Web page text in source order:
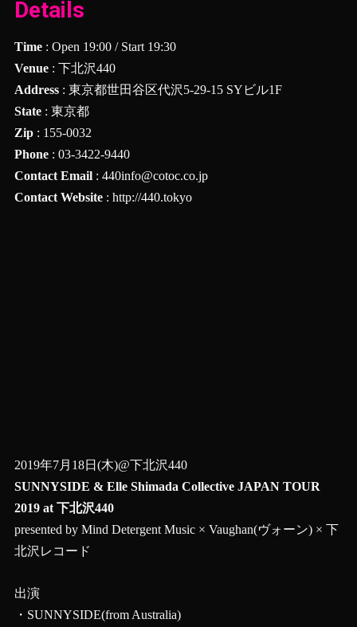
Details
Time: Open 19:00 / Start 19:30
Venue: 下北沢440
Address: 東京都世田谷区代沢5-29-15 SYビル1F
State: 東京都
Zip: 155-0032
Phone: 03-3422-9440
Contact Email: 440info@cotoc.co.jp
Contact Website: http://440.tokyo
2019年7月18日(木)@下北沢440
SUNNYSIDE & Elle Shimada Collective JAPAN TOUR
2019 at 下北沢440
presented by Mind Detergent Music × Vaughan(ヴォーン) × 下
北沢レコード
出演
・SUNNYSIDE(from Australia)